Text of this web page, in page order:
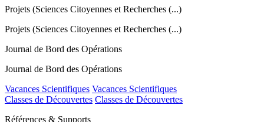
Projets (Sciences Citoyennes et Recherches (...)
Projets (Sciences Citoyennes et Recherches (...)
Journal de Bord des Opérations
Journal de Bord des Opérations
Vacances Scientifiques Vacances Scientifiques
Classes de Découvertes Classes de Découvertes
Références & Supports